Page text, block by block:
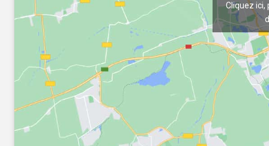
Cliquez ici,